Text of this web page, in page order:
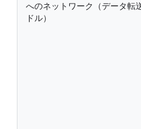
へのネットワーク（データ転
ドル）